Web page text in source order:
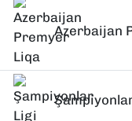
Azerbaijan